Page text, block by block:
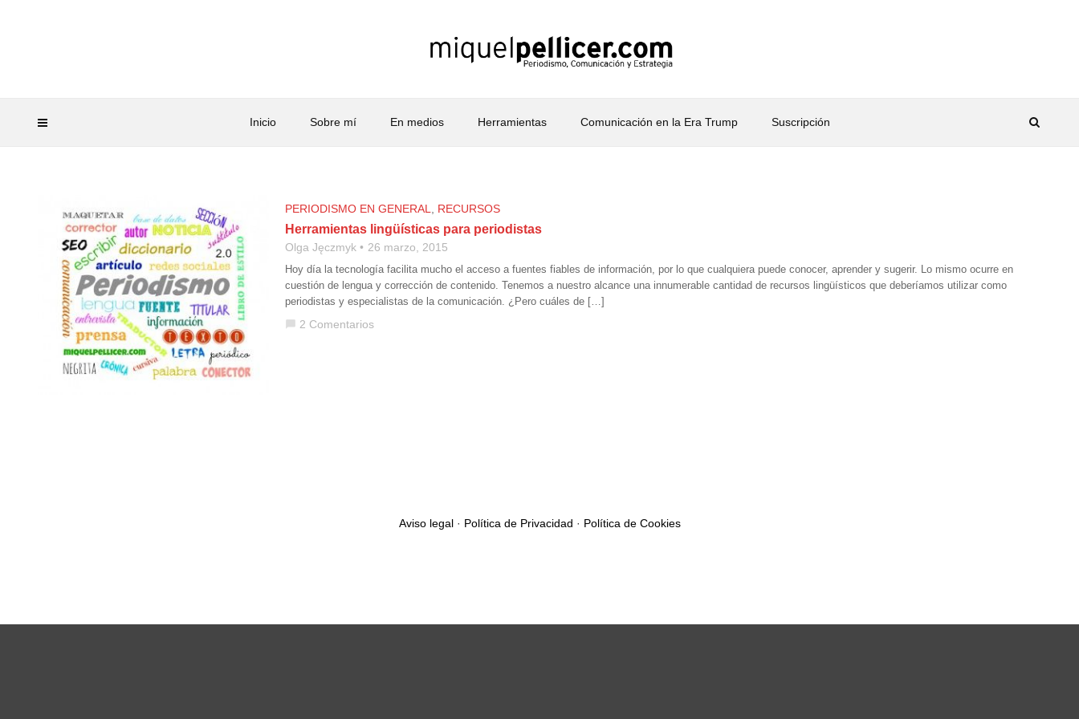
Inicio Sobre mí En medios Herramientas Comunicación en la Era Trump Suscripción
PERIODISMO EN GENERAL RECURSOS
Herramientas lingüísticas para periodistas
Olga Jęczmyk 26 marzo, 2015
Hoy día la tecnología facilita mucho el acceso a fuentes fiables de información, por lo que cualquiera puede conocer, aprender y sugerir. Lo mismo ocurre en
cuestión de lengua y corrección de contenido. Tenemos a nuestro alcance una innumerable cantidad de recursos lingüísticos que deberíamos utilizar como
periodistas y especialistas de la comunicación. ¿Pero cuáles de […]
chat_bubble 2 Comentarios
Aviso legal· Política de Privacidad · Política de Cookies